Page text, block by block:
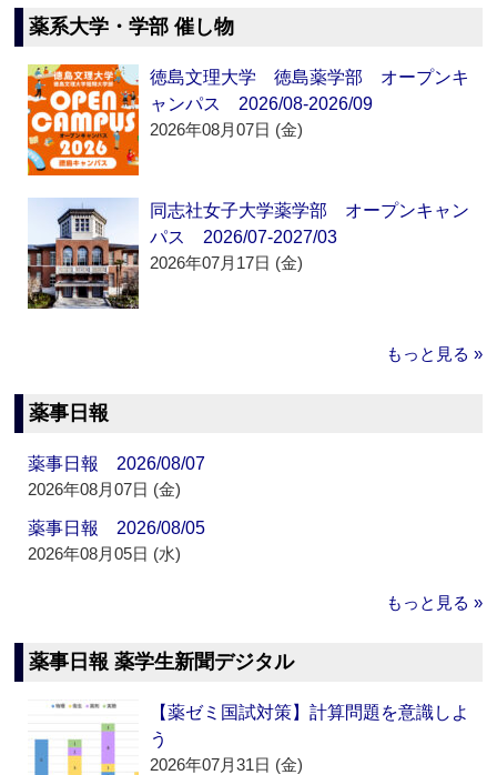
薬系大学・学部 催し物
徳島文理大学 徳島薬学部 オープンキ
ャンパス 2026/08-2026/09
2026年08月07日 (金)
同志社女子大学薬学部 オープンキャン
パス 2026/07-2027/03
2026年07月17日 (金)
もっと見る »
薬事日報
薬事日報 2026/08/07
2026年08月07日 (金)
薬事日報 2026/08/05
2026年08月05日 (水)
もっと見る »
薬事日報 薬学生新聞デジタル
【薬ゼミ国試対策】計算問題を意識しよ
う
2026年07月31日 (金)